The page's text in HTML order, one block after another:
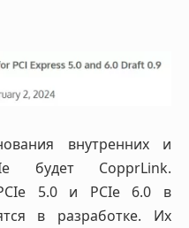
внутренних и
будет CopprLink.
5.0 и PCIe 6.0 в
в разработке. Их